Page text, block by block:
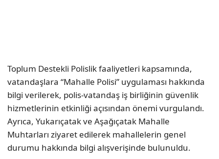
Toplum Destekli Polislik faaliyetleri kapsamında,
vatandaşlara “Mahalle Polisi” uygulaması hakkında
bilgi verilerek, polis-vatandaş iş birliğinin güvenlik
hizmetlerinin etkinliği açısından önemi vurgulandı.
Ayrıca, Yukarıçatak ve Aşağıçatak Mahalle
Muhtarları ziyaret edilerek mahallelerin genel
durumu hakkında bilgi alışverişinde bulunuldu.